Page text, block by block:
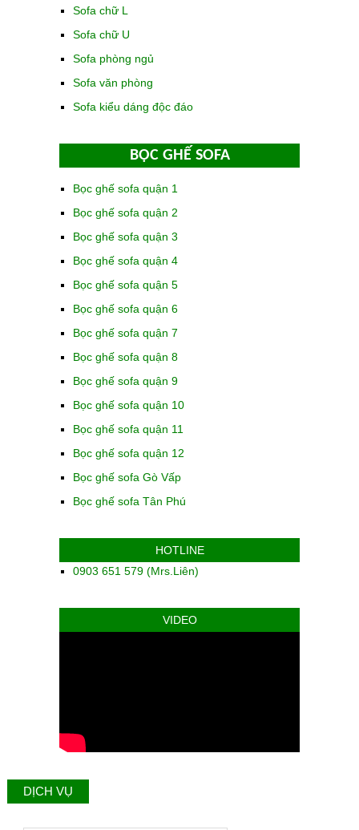
Sofa chữ L
Sofa chữ U
Sofa phòng ngủ
Sofa văn phòng
Sofa kiểu dáng độc đáo
BỌC GHẾ SOFA
Bọc ghế sofa quận 1
Bọc ghế sofa quận 2
Bọc ghế sofa quận 3
Bọc ghế sofa quận 4
Bọc ghế sofa quận 5
Bọc ghế sofa quận 6
Bọc ghế sofa quận 7
Bọc ghế sofa quận 8
Bọc ghế sofa quận 9
Bọc ghế sofa quận 10
Bọc ghế sofa quận 11
Bọc ghế sofa quận 12
Bọc ghế sofa Gò Vấp
Bọc ghế sofa Tân Phú
HOTLINE
0903 651 579 (Mrs.Liên)
VIDEO
DỊCH VỤ